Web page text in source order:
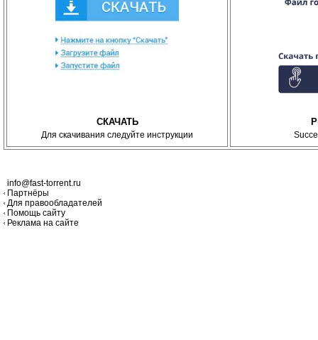
СКАЧАТЬ
Для скачивания следуйте инструкции
info@fast-torrent.ru
Партнёры
Для правообладателей
Помощь сайту
Реклама на сайте